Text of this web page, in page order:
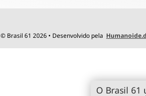
© Brasil 61 2026 • Desenvolvido pela
O Brasil 61